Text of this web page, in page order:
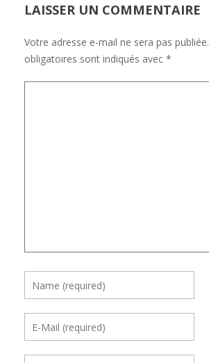
LAISSER UN COMMENTAIRE
Votre adresse e-mail ne sera pas publiée.
obligatoires sont indiqués avec *